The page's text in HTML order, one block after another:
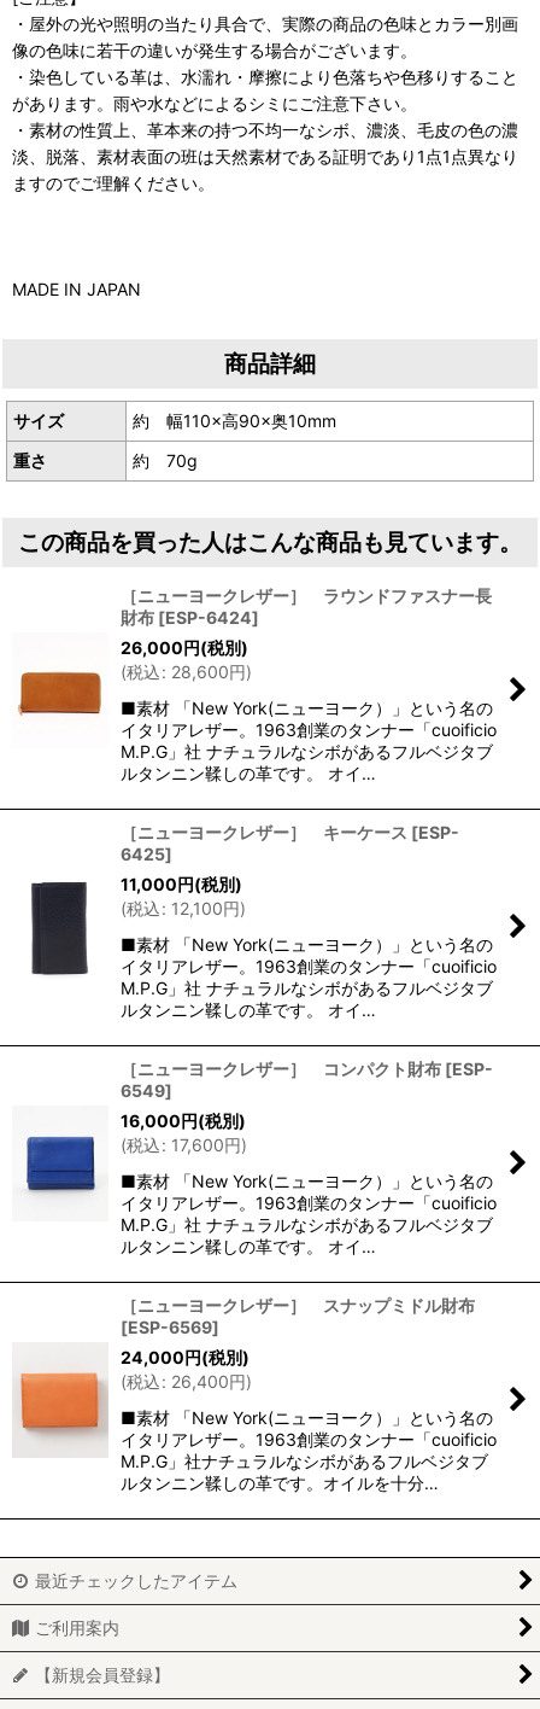
・屋外の光や照明の当たり具合で、実際の商品の色味とカラー別画
像の色味に若干の違いが発生する場合がございます。
・染色している革は、水濡れ・摩擦により色落ちや色移りすること
があります。雨や水などによるシミにご注意下さい。
・素材の性質上、革本来の持つ不均一なシボ、濃淡、毛皮の色の濃
淡、脱落、素材表面の班は天然素材である証明であり1点1点異なり
ますのでご理解ください。
MADE IN JAPAN
商品詳細
サイズ
約 幅110×高90×奥10mm
重さ
約 70g
この商品を買った人はこんな商品も見ています。
［ニューヨークレザー］ ラウンドファスナー長
財布 [ESP-6424]
26,000円(税別)
(税込: 28,600円)
■素材 「New York(ニューヨーク）」という名の
イタリアレザー。1963創業のタンナー「cuoificio
M.P.G」社 ナチュラルなシボがあるフルベジタブ
ルタンニン鞣しの革です。 オイ…
［ニューヨークレザー］ キーケース [ESP-
6425]
11,000円(税別)
(税込: 12,100円)
■素材 「New York(ニューヨーク）」という名の
イタリアレザー。1963創業のタンナー「cuoificio
M.P.G」社 ナチュラルなシボがあるフルベジタブ
ルタンニン鞣しの革です。 オイ…
［ニューヨークレザー］ コンパクト財布 [ESP-
6549]
16,000円(税別)
(税込: 17,600円)
■素材 「New York(ニューヨーク）」という名の
イタリアレザー。1963創業のタンナー「cuoificio
M.P.G」社 ナチュラルなシボがあるフルベジタブ
ルタンニン鞣しの革です。 オイ…
［ニューヨークレザー］ スナップミドル財布
[ESP-6569]
24,000円(税別)
(税込: 26,400円)
■素材 「New York(ニューヨーク）」という名の
イタリアレザー。1963創業のタンナー「cuoificio
M.P.G」社ナチュラルなシボがあるフルベジタブ
ルタンニン鞣しの革です。オイルを十分…
最近チェックしたアイテム
ご利用案内
【新規会員登録】